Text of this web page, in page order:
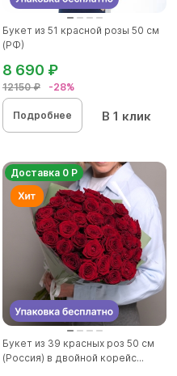
Букет из 51 красной розы 50 см
(РФ)
12150 ₽ -28%
8 690 ₽
Подробнее В 1 клик
Доставка 0 Р
Букет из 39 красных роз 50 см
(Россия) в двойной корейс...